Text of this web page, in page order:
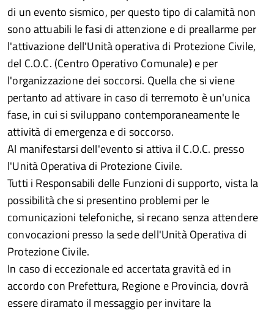
Facebook
su
Whatsapp
di un evento sismico, per questo tipo di calamità non
sono attuabili le fasi di attenzione e di preallarme per
l'attivazione dell'Unità operativa di Protezione Civile,
del C.O.C. (Centro Operativo Comunale) e per
l'organizzazione dei soccorsi. Quella che si viene
pertanto ad attivare in caso di terremoto è un'unica
fase, in cui si sviluppano contemporaneamente le
attività di emergenza e di soccorso.
Al manifestarsi dell'evento si attiva il C.O.C. presso
l'Unità Operativa di Protezione Civile.
Tutti i Responsabili delle Funzioni di supporto, vista la
possibilità che si presentino problemi per le
comunicazioni telefoniche, si recano senza attendere
convocazioni presso la sede dell'Unità Operativa di
Protezione Civile.
In caso di eccezionale ed accertata gravità ed in
accordo con Prefettura, Regione e Provincia, dovrà
essere diramato il messaggio per invitare la